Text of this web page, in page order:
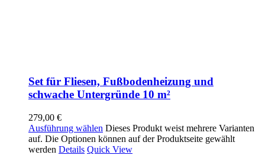
Set für Fliesen, Fußbodenheizung und
schwache Untergründe 10 m²
279,00 €
Ausführung wählen Dieses Produkt weist mehrere Varianten
auf. Die Optionen können auf der Produktseite gewählt
werden Details Quick View